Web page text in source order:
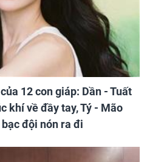
12 con giáp: Dần - Tuất
khí về đầy tay, Tý - Mão
đội nón ra đi